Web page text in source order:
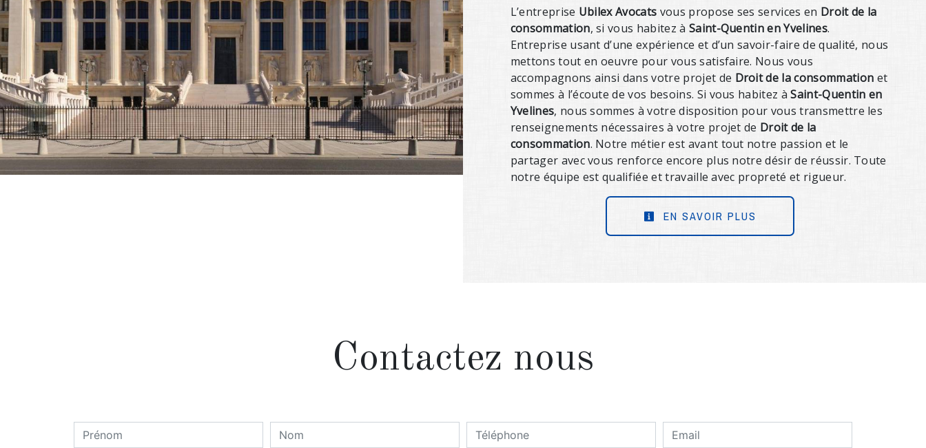
L’entreprise Ubilex Avocats vous propose ses services en Droit de la
consommation, si vous habitez à Saint-Quentin en Yvelines.
Entreprise usant d’une expérience et d’un savoir-faire de qualité, nous
mettons tout en oeuvre pour vous satisfaire. Nous vous
accompagnons ainsi dans votre projet de Droit de la consommation et
sommes à l’écoute de vos besoins. Si vous habitez àSaint-Quentin en
Yvelines, nous sommes à votre disposition pour vous transmettre les
renseignements nécessaires à votre projet de Droit de la
consommation. Notre métier est avant tout notre passion et le
partager avec vous renforce encore plus notre désir de réussir. Toute
notre équipe est qualifiée et travaille avec propreté et rigueur.
EN SAVOIR PLUS
Contactez nous